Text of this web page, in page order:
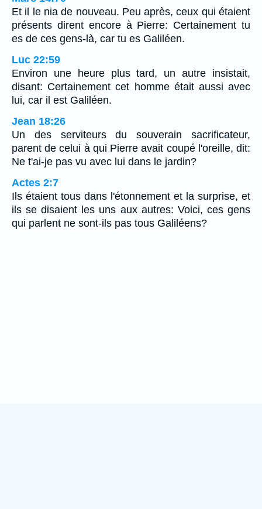
Et il le nia de nouveau. Peu après, ceux qui étaient
présents dirent encore à Pierre: Certainement tu
es de ces gens-là, car tu es Galiléen.
Luc 22:59
Environ une heure plus tard, un autre insistait,
disant: Certainement cet homme était aussi avec
lui, car il est Galiléen.
Jean 18:26
Un des serviteurs du souverain sacrificateur,
parent de celui à qui Pierre avait coupé l'oreille, dit:
Ne t'ai-je pas vu avec lui dans le jardin?
Actes 2:7
Ils étaient tous dans l'étonnement et la surprise, et
ils se disaient les uns aux autres: Voici, ces gens
qui parlent ne sont-ils pas tous Galiléens?